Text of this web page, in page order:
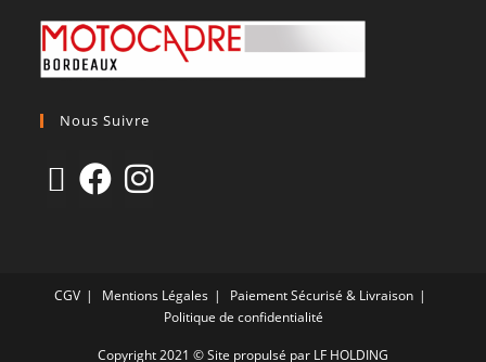
Nous Suivre
CGV Mentions Légales
Paiement Sécurisé & Livraison
Politique de confidentialité
Copyright 2021 © Site propulsé par LF HOLDING